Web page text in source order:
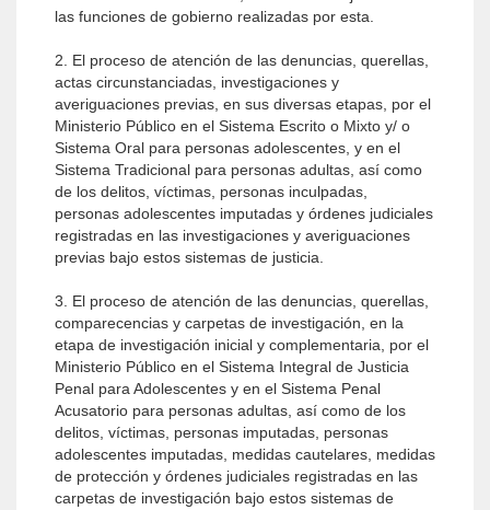
las funciones de gobierno realizadas por esta.
2. El proceso de atención de las denuncias, querellas,
actas circunstanciadas, investigaciones y
averiguaciones previas, en sus diversas etapas, por el
Ministerio Público en el Sistema Escrito o Mixto y/ o
Sistema Oral para personas adolescentes, y en el
Sistema Tradicional para personas adultas, así como
de los delitos, víctimas, personas inculpadas,
personas adolescentes imputadas y órdenes judiciales
registradas en las investigaciones y averiguaciones
previas bajo estos sistemas de justicia.
3. El proceso de atención de las denuncias, querellas,
comparecencias y carpetas de investigación, en la
etapa de investigación inicial y complementaria, por el
Ministerio Público en el Sistema Integral de Justicia
Penal para Adolescentes y en el Sistema Penal
Acusatorio para personas adultas, así como de los
delitos, víctimas, personas imputadas, personas
adolescentes imputadas, medidas cautelares, medidas
de protección y órdenes judiciales registradas en las
carpetas de investigación bajo estos sistemas de